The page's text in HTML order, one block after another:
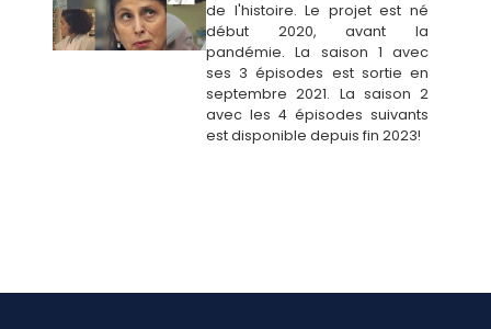
de l'histoire. Le projet est né
début 2020, avant la
pandémie. La saison 1 avec
ses 3 épisodes est sortie en
septembre 2021. La saison 2
avec les 4 épisodes suivants
est disponible depuis fin 2023!